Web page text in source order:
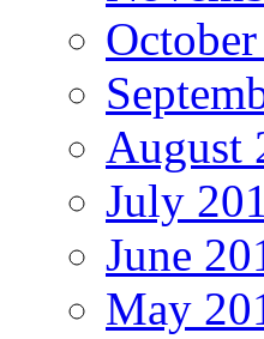
August
July
June
May